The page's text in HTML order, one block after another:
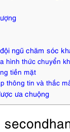
ngũ chăm sóc
hình thức chuyển
tiền mặt
thông tin và thắc
ưa chuộng